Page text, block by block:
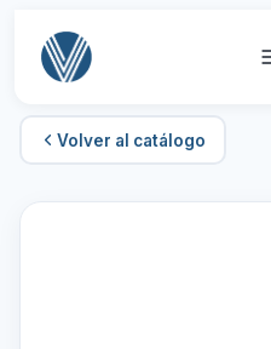
Volver al catálogo